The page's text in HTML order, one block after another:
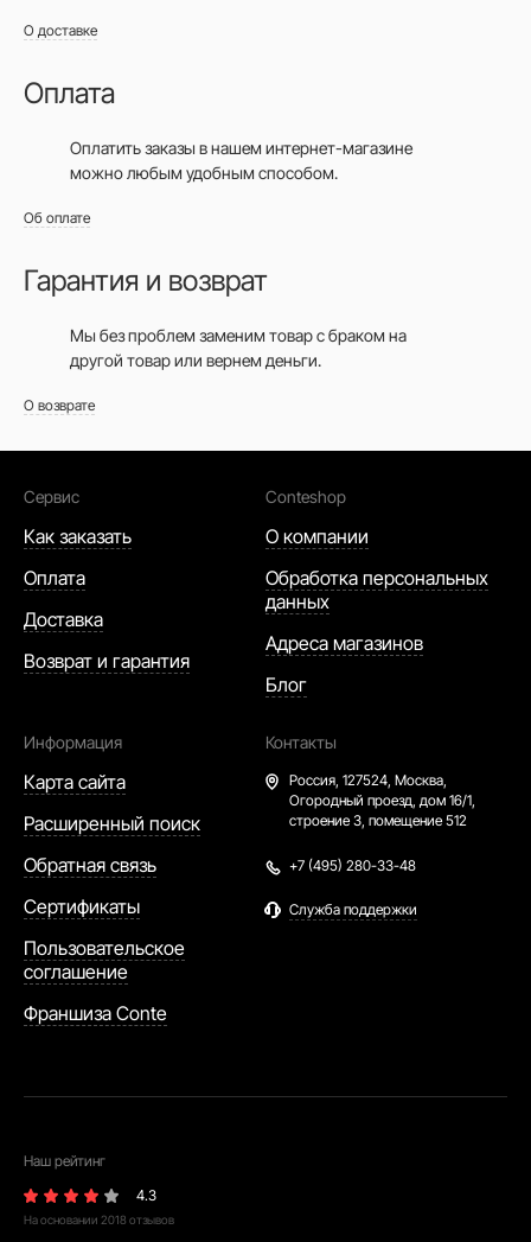
О доставке
Оплата
Оплатить заказы в нашем интернет-магазине
можно любым удобным способом.
Об оплате
Гарантия и возврат
Мы без проблем заменим товар с браком на
другой товар или вернем деньги.
О возврате
Сервис
Как заказать
Оплата
Доставка
Возврат и гарантия
Conteshop
О компании
Обработка персональных
данных
Адреса магазинов
Блог
Информация
Карта сайта
Расширенный поиск
Обратная связь
Сертификаты
Пользовательское
соглашение
Франшиза Conte
Контакты
Россия, 127524, Москва,
Огородный проезд, дом 16/1,
строение 3, помещение 512
+7 (495) 280-33-48
Служба поддержки
Наш рейтинг
4.3
На основании 2018 отзывов